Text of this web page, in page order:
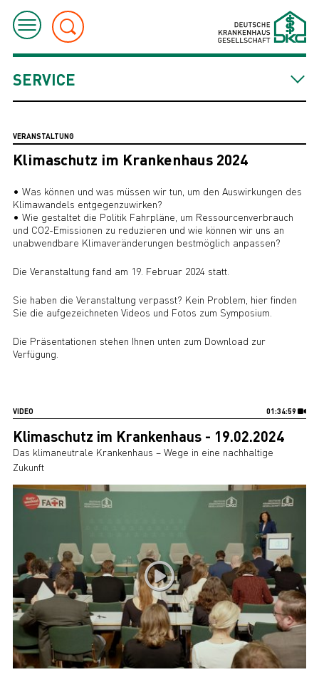
SERVICE
VERANSTALTUNG
Klimaschutz im Krankenhaus 2024
• Was können und was müssen wir tun, um den Auswirkungen des
Klimawandels entgegenzuwirken?
• Wie gestaltet die Politik Fahrpläne, um Ressourcenverbrauch
und CO2-Emissionen zu reduzieren und wie können wir uns an
unabwendbare Klimaveränderungen bestmöglich anpassen?
Die Veranstaltung fand am 19. Februar 2024 statt.
Sie haben die Veranstaltung verpasst? Kein Problem, hier finden
Sie die aufgezeichneten Videos und Fotos zum Symposium.
Die Präsentationen stehen Ihnen unten zum Download zur
Verfügung.
VIDEO 01:34:59
Klimaschutz im Krankenhaus - 19.02.2024
Das klimaneutrale Krankenhaus – Wege in eine nachhaltige
Zukunft